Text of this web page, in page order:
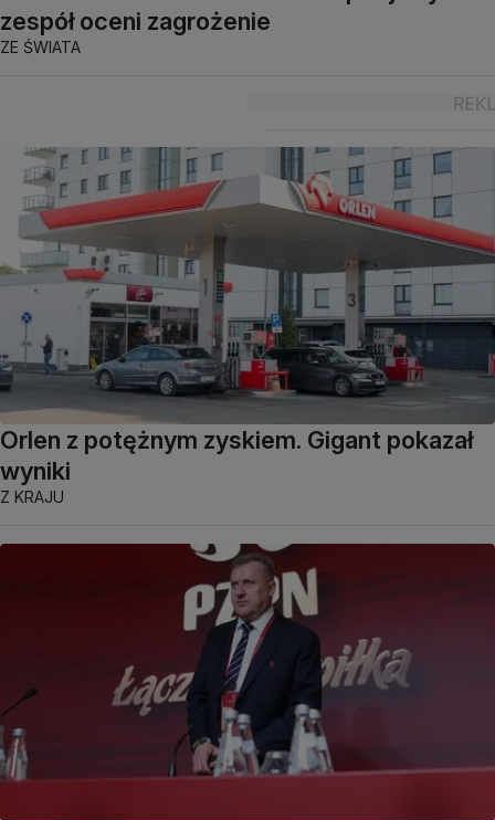
zespół oceni zagrożenie
ZE ŚWIATA
Orlen z potężnym zyskiem. Gigant pokazał
wyniki
Z KRAJU